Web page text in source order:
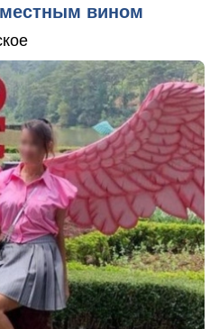
вином